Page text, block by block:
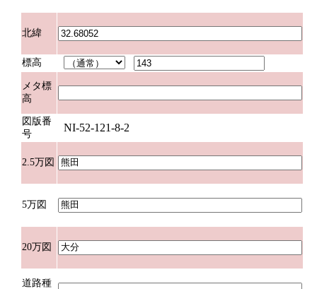
北緯
標高
メタ標
高
図版番
号
NI-52-121-8-2
2.5万図
5万図
20万図
道路種